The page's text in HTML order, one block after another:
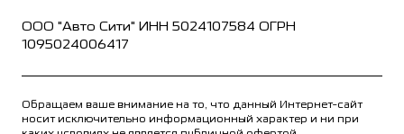
ООО "Авто Сити" ИНН 5024107584 ОГРН
1095024006417
Обращаем ваше внимание на то, что данный Интернет-сайт
носит исключительно информационный характер и ни при